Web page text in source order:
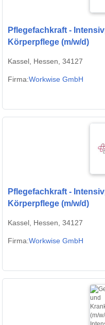
Pflegefachkraft -
Körperpflege (m/w/d)
Kassel, Hessen, 34127
Firma:Workwise GmbH
Pflegefachkraft -
Körperpflege (m/w/d)
Kassel, Hessen, 34127
Firma:Workwise GmbH